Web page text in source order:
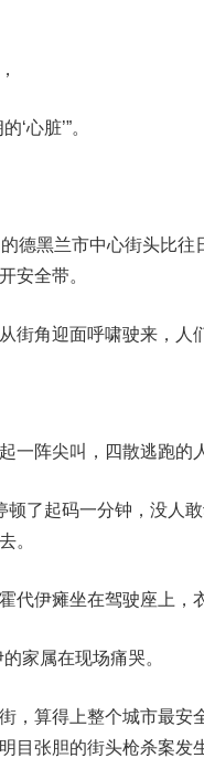
‘心脏’”。
德黑兰市中心街头比往
安全带。
街角迎面呼啸驶来，人
阵尖叫，四散逃跑的人
了起码一分钟，没人敢
。
代伊瘫坐在驾驶座上，
家属在现场痛哭。
，算得上整个城市最安
明目张胆的街头枪杀案发